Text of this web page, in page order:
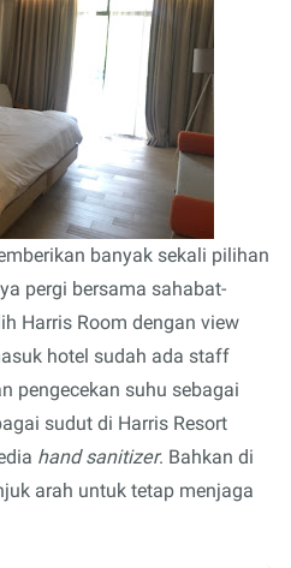
banyak sekali pilihan
pergi bersama sahabat-
Harris Room dengan view
hotel sudah ada staff
pengecekan suhu sebagai
sudut di Harris Resort
hand sanitizer. Bahkan di
arah untuk tetap menjaga